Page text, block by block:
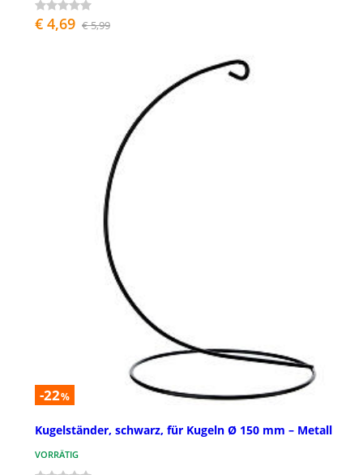
€ 4,69 € 5,99
-22%
Kugelständer, schwarz, für Kugeln Ø 150 mm – Metall
VORRÄTIG